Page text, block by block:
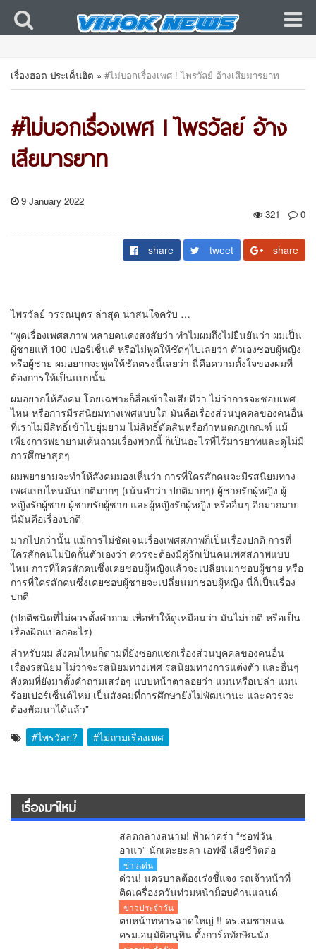
เรื่องฮอต ประเด็นฮิต » #ไม่บอกเรื่องเพศ ! ไพรวัลย์ อ้างเสียมารยาท
#ไม่บอกเรื่องเพศ ! ไพรวัลย์ อ้าง
เสียมารยาท
9 January 2022
321
0
share tweet share
ไพรวัลย์ วรรณบุตร ล่าสุด น่าสนใจครับ …
“พูดเรื่องเพศสภาพ หลายคนคงสงสัยว่า ทำไมผมถึงไม่ยืนยันว่า ผมเป็น
ผู้ชายแท้ 100 เปอร์เซ็นต์ หรือไม่พูดให้ชัดๆไปเลยว่า ตัวเองชอบผู้หญิง
หรือผู้ชาย ผมอยากจะพูดให้ชัดตรงนี้เลยว่า นี่คือความตั้งใจของผมที่
ต้องการให้เป็นแบบนั้น
ผมอยากให้สังคม โดยเฉพาะก็สื่อเข้าใจเสียทีว่า ไม่ว่าการจะชอบเพศ
ไหน หรือการมีรสนิยมทางเพศแบบใด มันคือเรื่องส่วนบุคคลของคนอื่น
ที่เราไม่มีสิทธิ์เข้าไปยุ่มยาม ไม่สิทธิ์ตัดสินหรือกำหนดกฎเกณฑ์ แม้
เพียงการพยายามเค้นถามเรื่องพวกนี้ ก็เป็นอะไรที่ไร้มารยาทและดูไม่มี
การศึกษาสุดๆ
ผมพยายามจะทำให้สังคมมองเห็นว่า การที่ใครสักคนจะมีรสนิยมทาง
เพศแบบไหนมันปกติมากๆ (เน้นคำว่า ปกติมากๆ) ผู้ชายรักผู้หญิง ผู้
หญิงรักผู้ชาย ผู้ชายรักผู้ชาย และผู้หญิงรักผู้หญิง หรืออื่นๆ อีกมากมาย
นี่มันคือเรื่องปกติ
มากไปกว่านั้น แม้การไม่ชัดเจนเรื่องเพศสภาพก็เป็นเรื่องปกติ การที่
ใครสักคนไม่ปิดกั้นตัวเองว่า ควรจะต้องมีคู่รักเป็นคนเพศสภาพแบบ
ไหน การที่ใครสักคนซึ่งเคยชอบผู้หญิงแล้วจะเปลี่ยนมาชอบผู้ชาย หรือ
การที่ใครสักคนซึ่งเคยชอบผู้ชายจะเปลี่ยนมาชอบผู้หญิง นี่ก็เป็นเรื่อง
ปกติ
(ปกติชนิดที่ไม่ควรตั้งคำถาม เพื่อทำให้ดูเหมือนว่า มันไม่ปกติ หรือเป็น
เรื่องผิดแปลกอะไร)
สำหรับผม สังคมไหนก็ตามที่ยังซอกแซกเรื่องส่วนบุคคลของคนอื่น
เรื่องรสนิยม ไม่ว่าจะรสนิยมทางเพศ รสนิยมทางการแต่งตัว และอื่นๆ
สังคมที่ยังมาตั้งคำถามเสร่อๆ แบบหน้าตาลอยว่า แมนหรือเปล่า แมน
ร้อยเปอร์เซ็นต์ไหม เป็นสังคมที่การศึกษายังไม่พัฒนานะ และควรจะ
ต้องพัฒนาได้แล้ว”
#ไพรวัลย?
#ไม่ถามเรื่องเพศ
เรื่องมาใหม่
สลดกลางสนาม! ฟ้าผ่าคร่า “ซอฟวัน
อาแว” นักเตะยะลา เอฟซี เสียชีวิตต่อ
หน้าแฟนบอล
ข่าวเด่น
ด่วน! นครบาลต้องเร่งชี้แจง รถเจ้าหน้าที่
ติดเครื่องควันท่วมหน้าม็อบค้านแลนด์
บริดจ์ คลิปว่อนโซเชียล!
ข่าวประจำวัน
ตบหน้าทหารฉาดใหญ่ !! ดร.สมชายแฉ
ครม.อนุมัติอนุทิน ตั้งการ์ดทักษิณนั่ง